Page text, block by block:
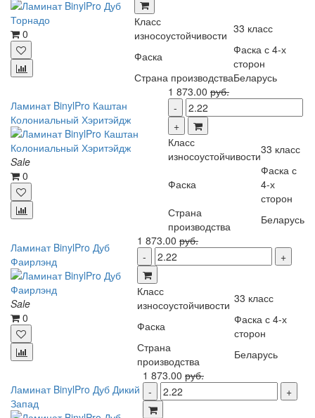
0
Класс
износоустойчивости 33 класс
Фаска
Фаска с 4-х
сторон
Страна производстваБеларусь
Ламинат BinylPro Каштан
Колониальный Хэритэйдж
Sale
0
1 873.00 руб.
Класс
износоустойчивости33 класс
Фаска
Фаска с
4-х
сторон
Страна
производства
Беларусь
Ламинат BinylPro Дуб
Фаирлэнд
Sale
0
1 873.00 руб.
Класс
износоустойчивости 33 класс
Фаска
Фаска с 4-х
сторон
Страна
производства
Беларусь
Ламинат BinylPro Дуб Дикий
Запад
1 873.00 руб.